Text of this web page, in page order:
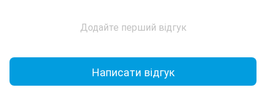
Додайте перший відгук
Написати відгук